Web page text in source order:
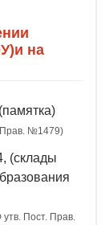
на
Прав. №1479)
(склады
Пост. Прав.